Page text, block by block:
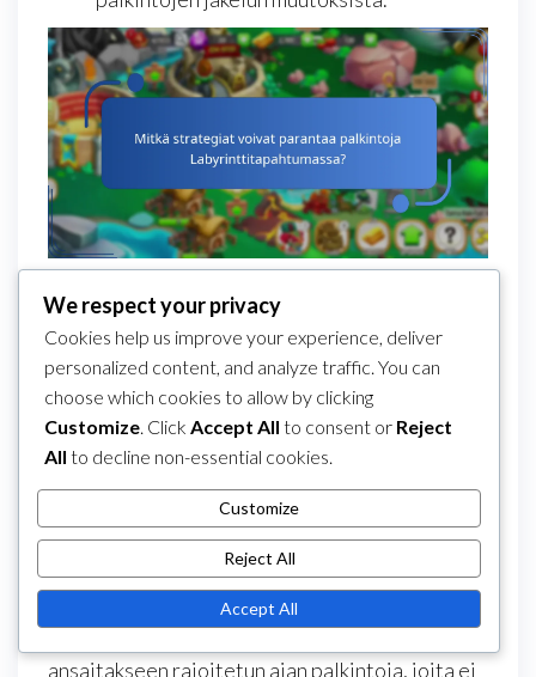
Mitkä ainutlaatuiset
esineet ovat esillä Dragon
Cityn
Labyrinttitapahtumassa?
Dragon Cityn Labyrinttitapahtuma esittelee
erilaisia ainutlaatuisia esineitä, jotka
parantavat pelikokemusta ja tarjoavat
ainutlaatuisia palkintoja. Pelaajat voivat kerätä
näitä esineitä avatakseen erityisiä
lohikäärmeitä, saadakseen strategisia etuja ja
ansaitakseen rajoitetun ajan palkintoja, joita ei
We respect your privacy
Cookies help us improve your experience, deliver
personalized content, and analyze traffic. You can
choose which cookies to allow by clicking
Customize. Click Accept All to consent or Reject
All to decline non-essential cookies.
Customize
Reject All
Accept All